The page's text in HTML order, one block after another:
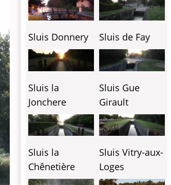
Sluis Donnery Sluis de Fay
Sluis la
Jonchere
Sluis Gue
Girault
Sluis la
Chênetière
Sluis Vitry-aux-
Loges